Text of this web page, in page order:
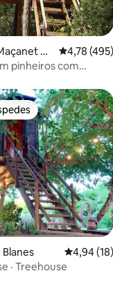
de
4,78 de
4,78 (495)
pinheiros com
4,94 de
4,94 (18)
· Treehouse